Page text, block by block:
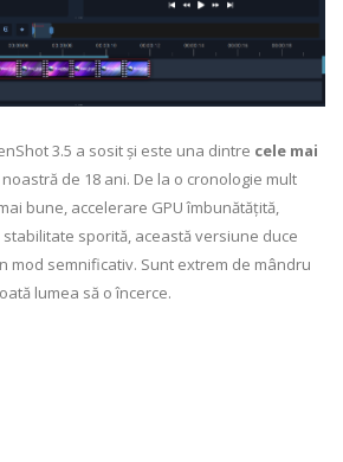
3.5 a sosit și este una dintre cele mai
de 18 ani. De la o cronologie mult
bune, accelerare GPU îmbunătățită,
sporită, această versiune duce
mod semnificativ. Sunt extrem de mândru
lumea să o încerce.